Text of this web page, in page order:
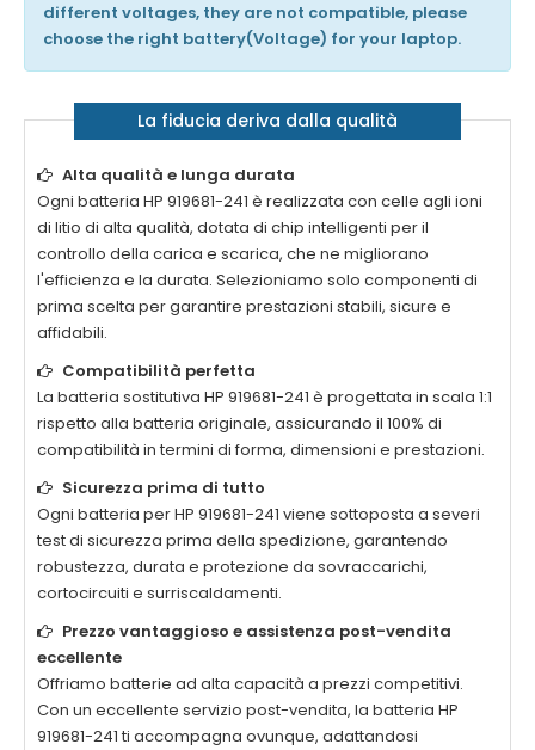
different voltages, they are not compatible, please
choose the right battery(Voltage) for your laptop.
La fiducia deriva dalla qualità
Alta qualità e lunga durata
Ogni batteria HP 919681-241 è realizzata con celle agli ioni
di litio di alta qualità, dotata di chip intelligenti per il
controllo della carica e scarica, che ne migliorano
l'efficienza e la durata. Selezioniamo solo componenti di
prima scelta per garantire prestazioni stabili, sicure e
affidabili.
Compatibilità perfetta
La batteria sostitutiva HP 919681-241 è progettata in scala 1:1
rispetto alla batteria originale, assicurando il 100% di
compatibilità in termini di forma, dimensioni e prestazioni.
Sicurezza prima di tutto
Ogni batteria per HP 919681-241 viene sottoposta a severi
test di sicurezza prima della spedizione, garantendo
robustezza, durata e protezione da sovraccarichi,
cortocircuiti e surriscaldamenti.
Prezzo vantaggioso e assistenza post-vendita
eccellente
Offriamo batterie ad alta capacità a prezzi competitivi.
Con un eccellente servizio post-vendita, la batteria HP
919681-241 ti accompagna ovunque, adattandosi